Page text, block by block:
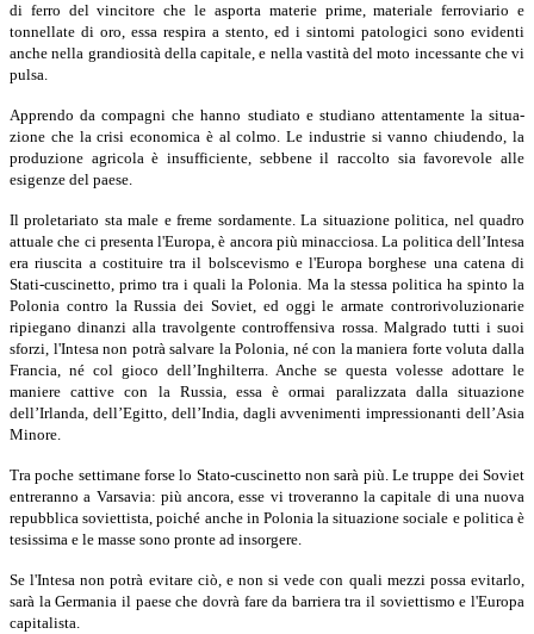
di ferro del vincitore che le asporta materie prime, materiale ferroviario e
tonnellate di oro, essa respira a stento, ed i sintomi patologici sono evidenti
anche nella grandiosità della capitale, e nella vastità del moto incessante che vi
pulsa.
Apprendo da compagni che hanno studiato e studiano attentamente la situa­
zione che la crisi economica è al colmo. Le industrie si vanno chiudendo, la
produ­zione agricola è insufficiente, sebbene il raccolto sia favorevole alle
esigenze del paese.
Il proletariato sta male e freme sordamente. La situazione politica, nel quadro
attuale che ci presenta l'Europa, è ancora più minacciosa. La politica dell’Intesa
era riuscita a costituire tra il bolscevismo e l'Europa borghese una catena di
Stati-cuscinetto, primo tra i quali la Polonia. Ma la stessa politica ha spinto la
Polonia contro la Russia dei Soviet, ed oggi le armate controrivoluzionarie
ripiegano dinanzi alla travolgente controffensiva rossa. Malgrado tutti i suoi
sforzi, l'Intesa non potrà salvare la Polonia, né con la maniera forte voluta dalla
Francia, né col gioco dell’Inghilterra. Anche se questa volesse adottare le
maniere cattive con la Russia, essa è ormai paralizzata dalla situazione
dell’Irlanda, dell’Egitto, dell’India, dagli avvenimenti impressionanti dell’Asia
Minore.
Tra poche settimane forse lo Stato-cuscinetto non sarà più. Le truppe dei Soviet
entreranno a Varsavia: più ancora, esse vi troveranno la capitale di una nuova
repubblica soviettista, poiché anche in Polonia la situazione sociale e politica è
tesissima e le masse sono pronte ad insorgere.
Se l'Intesa non potrà evitare ciò, e non si vede con quali mezzi possa evitarlo,
sarà la Germania il paese che dovrà fare da barriera tra il soviettismo e l'Europa
capitalista.